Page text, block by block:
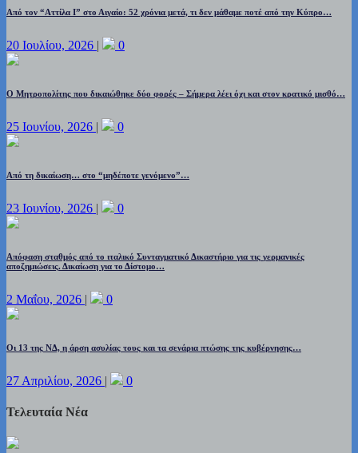
Από τον “Αττίλα Ι” στο Αιγαίο: 52 χρόνια μετά, τι δεν μάθαμε ποτέ από την Κύπρο…
20 Ιουλίου, 2026 | 0
Ο Μητροπολίτης που δικαιώθηκε δύο φορές – Σήμερα λέει όχι και στον κρατικό μισθό…
25 Ιουνίου, 2026 | 0
Από τη δικαίωση… στο “μηδέποτε γενόμενο”…
23 Ιουνίου, 2026 | 0
Απόφαση σταθμός από το ιταλικό Συνταγματικό Δικαστήριο για τις γερμανικές
αποζημιώσεις. Δικαίωση για το Δίστομο…
2 Μαΐου, 2026 | 0
Οι 13 της ΝΔ, η άρση ασυλίας τους και τα σενάρια πτώσης της κυβέρνησης…
27 Απριλίου, 2026 | 0
Τελευταία Νέα